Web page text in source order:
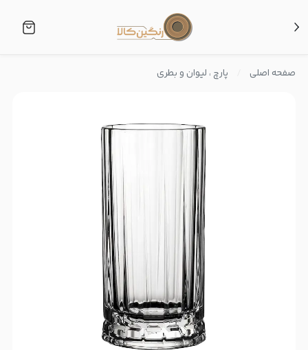
صفحه اصلی پارچ ، لیوان و بطری